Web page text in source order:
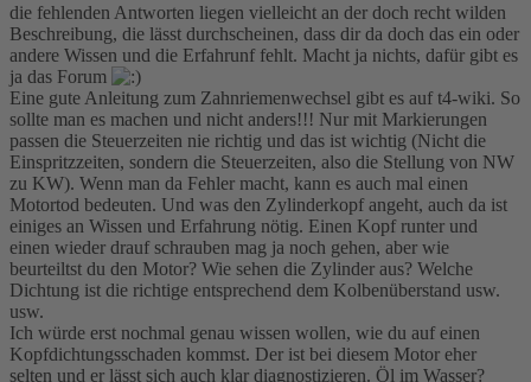
die fehlenden Antworten liegen vielleicht an der doch recht wilden
Beschreibung, die lässt durchscheinen, dass dir da doch das ein oder
andere Wissen und die Erfahrunf fehlt. Macht ja nichts, dafür gibt es
ja das Forum
Eine gute Anleitung zum Zahnriemenwechsel gibt es auf t4-wiki. So
sollte man es machen und nicht anders!!! Nur mit Markierungen
passen die Steuerzeiten nie richtig und das ist wichtig (Nicht die
Einspritzzeiten, sondern die Steuerzeiten, also die Stellung von NW
zu KW). Wenn man da Fehler macht, kann es auch mal einen
Motortod bedeuten. Und was den Zylinderkopf angeht, auch da ist
einiges an Wissen und Erfahrung nötig. Einen Kopf runter und
einen wieder drauf schrauben mag ja noch gehen, aber wie
beurteiltst du den Motor? Wie sehen die Zylinder aus? Welche
Dichtung ist die richtige entsprechend dem Kolbenüberstand usw.
usw.
Ich würde erst nochmal genau wissen wollen, wie du auf einen
Kopfdichtungsschaden kommst. Der ist bei diesem Motor eher
selten und er lässt sich auch klar diagnostizieren. Öl im Wasser?